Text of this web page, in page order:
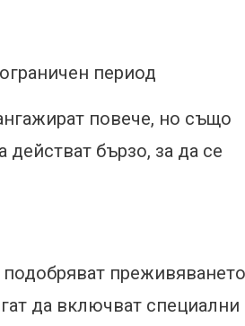
период
повече, но също
действат бързо, за да се
преживяването
да включват специални